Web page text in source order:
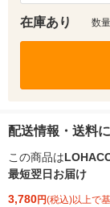
在庫あり 数量
配送情報・送料
この商品は
最短翌日お届け
3,780円(税込)以上で